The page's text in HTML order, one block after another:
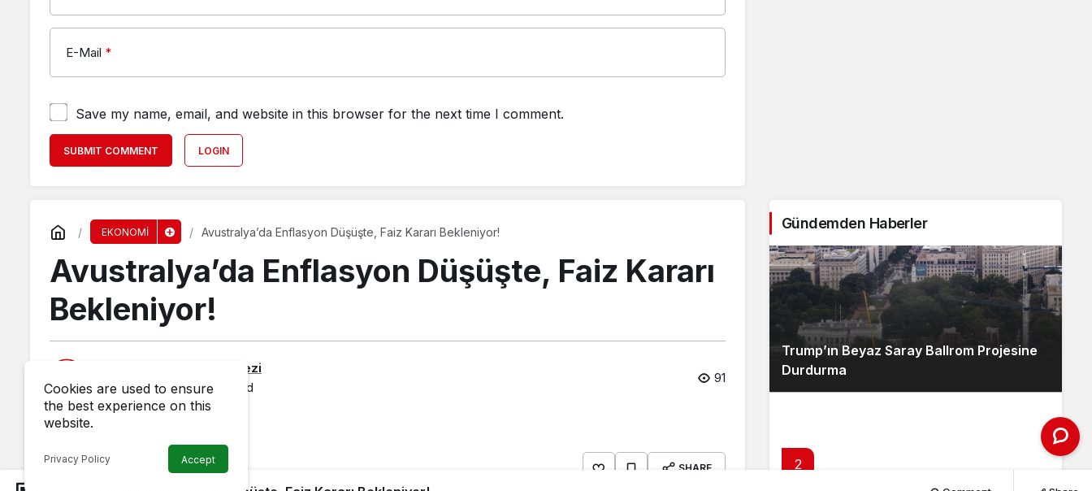
E-Mail *
Save my name, email, and website in this browser for the next time I comment.
SUBMIT COMMENT LOGIN
EKONOMİ Avustralya’da Enflasyon Düşüşte, Faiz Kararı Bekleniyor!
Avustralya’da Enflasyon Düşüşte, Faiz Kararı
Bekleniyor!
Haber Merkezi
1 June 2025, 01:09published
91
SHARE
Gündemden Haberler
Trump’ın Beyaz Saray Ballrom Projesine
Durdurma
2
Cookies are used to ensure
the best experience on this
website.
Privacy Policy Accept